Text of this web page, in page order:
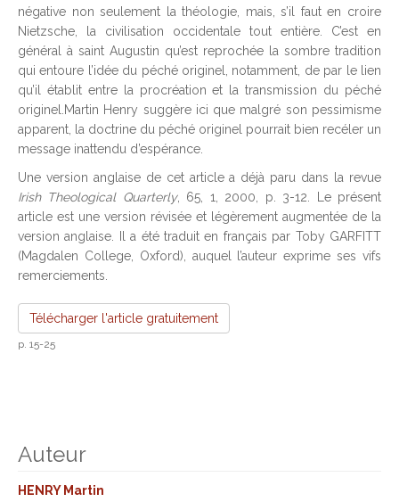
négative non seulement la théologie, mais, s’il faut en croire
Nietzsche, la civilisation occidentale tout entière. C’est en
général à saint Augustin qu’est reprochée la sombre tradition
qui entoure l’idée du péché originel, notamment, de par le lien
qu’il établit entre la procréation et la transmission du péché
originel.Martin Henry suggère ici que malgré son pessimisme
apparent, la doctrine du péché originel pourrait bien recéler un
message inattendu d’espérance.
Une version anglaise de cet article a déjà paru dans la revue
Irish Theological Quarterly, 65, 1, 2000, p. 3-12. Le présent
article est une version révisée et légèrement augmentée de la
version anglaise. Il a été traduit en français par Toby GARFITT
(Magdalen College, Oxford), auquel l’auteur exprime ses vifs
remerciements.
Télécharger l'article gratuitement
p. 15-25
Auteur
HENRY Martin